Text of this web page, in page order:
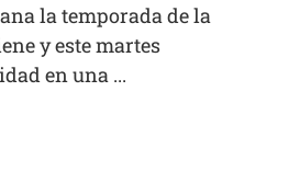
la temporada de la
y este martes
en una ...